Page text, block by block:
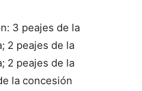
3 peajes de la
2 peajes de la
2 peajes de la
la concesión